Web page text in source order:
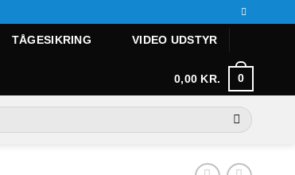
TÅGESIKRING VIDEO UDSTYR
0,00 KR. 0